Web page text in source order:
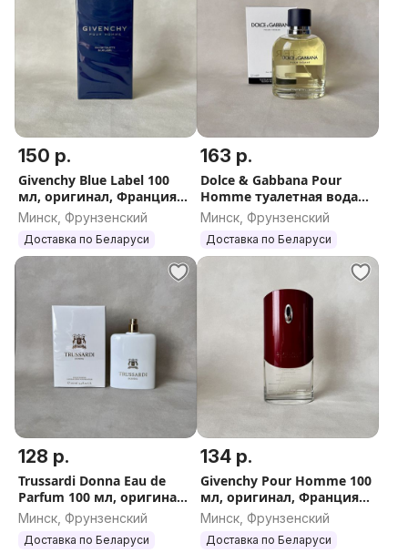
150 р.
Givenchy Blue Label 100
мл, оригинал, Франция
(Живанши Блю Лэйбл
мужской)
Минск, Фрунзенский
Доставка по Беларуси
163 р.
Dolce & Gabbana Pour
Homme туалетная вода
125 мл, оригинал,
Франция, Италия
Минск, Фрунзенский
Доставка по Беларуси
128 р.
Trussardi Donna Eau de
Parfum 100 мл, оригинал,
Италия (Труссарди Донна
О Де Парфюм)
Минск, Фрунзенский
Доставка по Беларуси
134 р.
Givenchy Pour Homme 100
мл, оригинал, Франция
(Живанши Пур Ом
мужской)
Минск, Фрунзенский
Доставка по Беларуси